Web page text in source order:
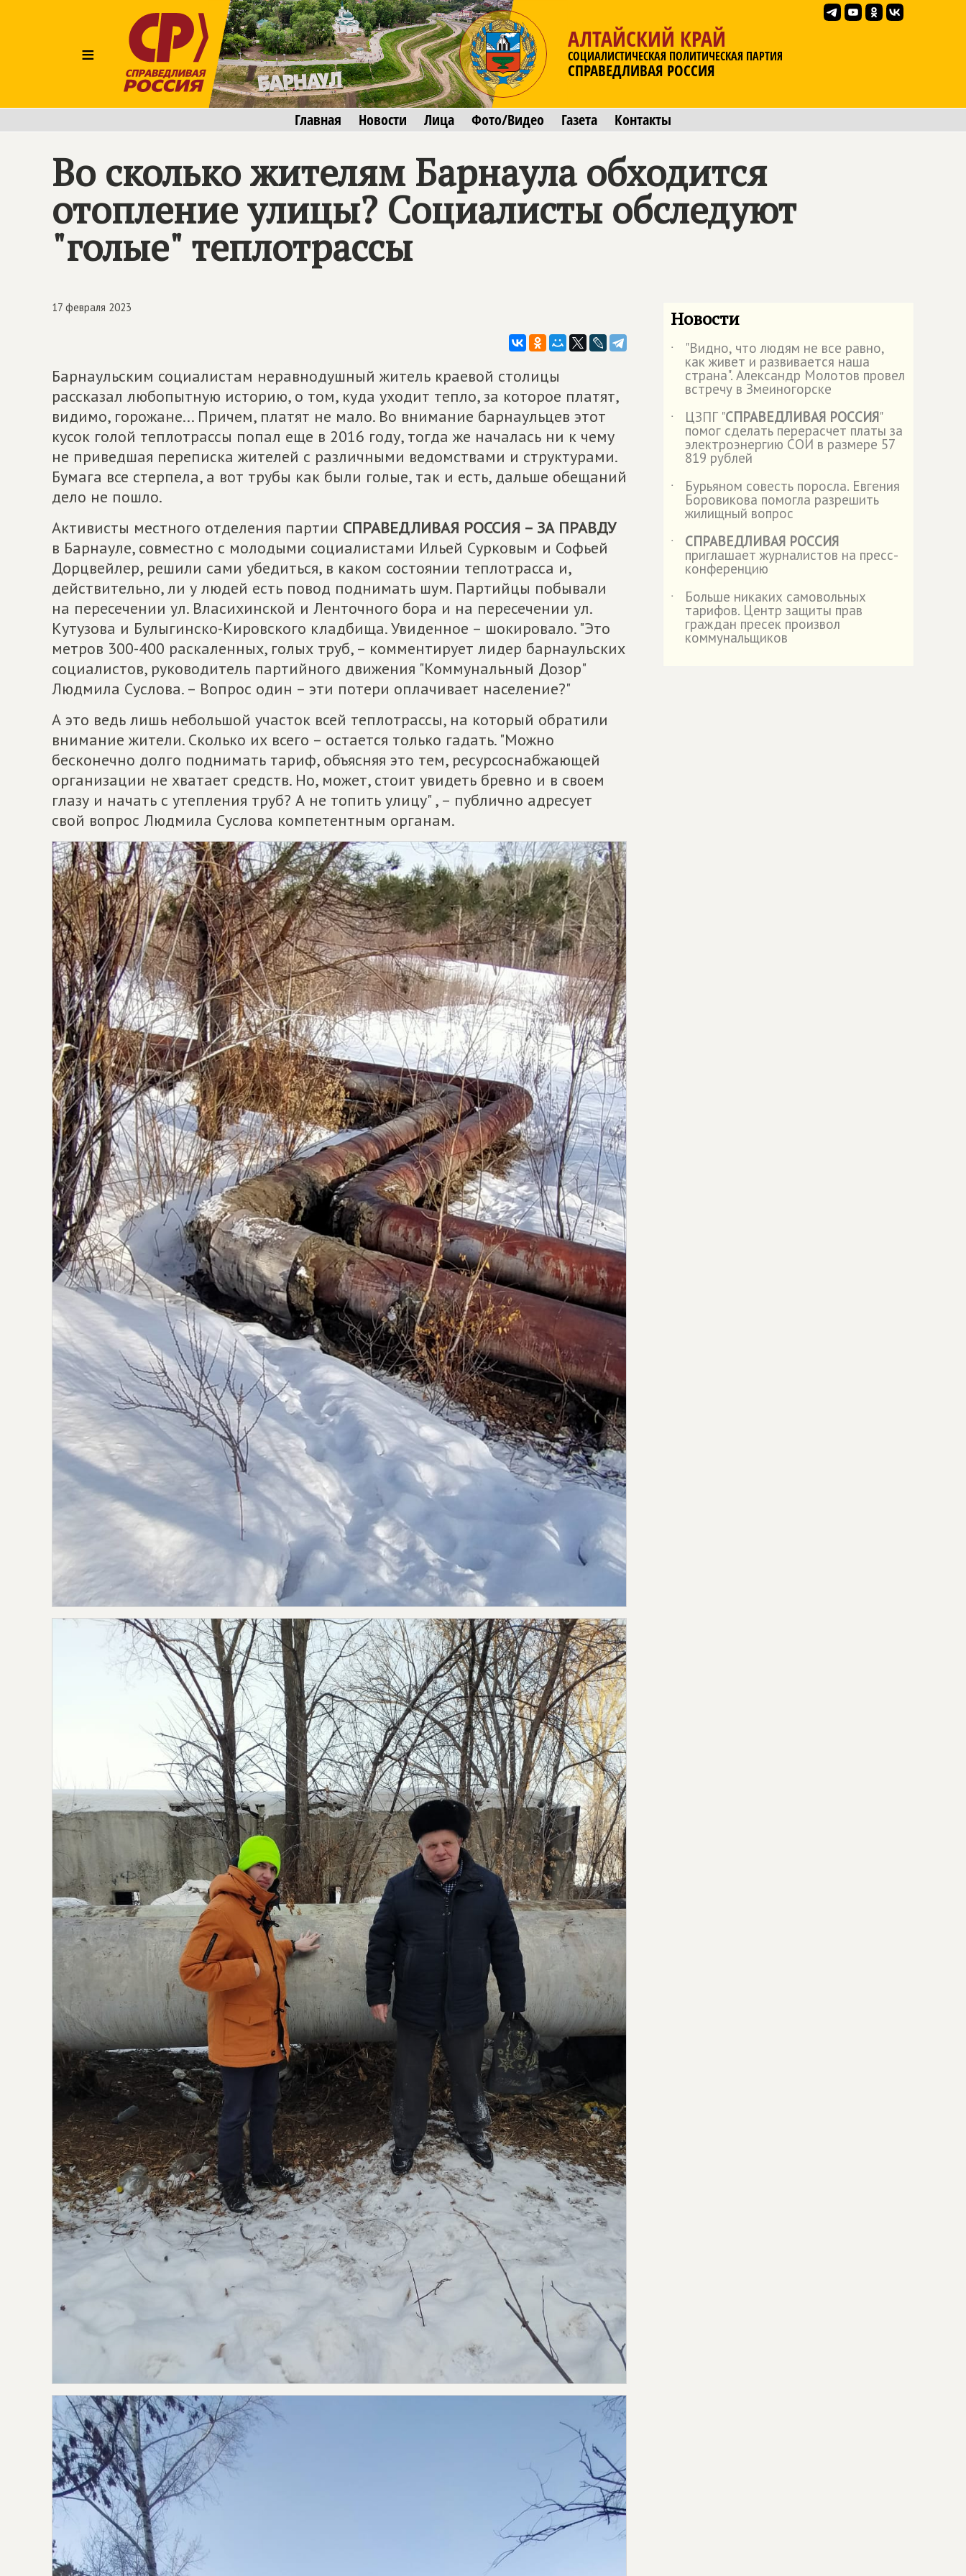
≡
АЛТАЙСКИЙ КРАЙ
СОЦИАЛИСТИЧЕСКАЯ ПОЛИТИЧЕСКАЯ ПАРТИЯ
СПРАВЕДЛИВАЯ РОССИЯ
Главная Новости Лица Фото/Видео Газета Контакты
Во сколько жителям Барнаула обходится
отопление улицы? Социалисты обследуют
"голые" теплотрассы
17 февраля 2023
Барнаульским социалистам неравнодушный житель краевой столицы
рассказал любопытную историю, о том, куда уходит тепло, за которое платят,
видимо, горожане... Причем, платят не мало. Во внимание барнаульцев этот
кусок голой теплотрассы попал еще в 2016 году, тогда же началась ни к чему
не приведшая переписка жителей с различными ведомствами и структурами.
Бумага все стерпела, а вот трубы как были голые, так и есть, дальше обещаний
дело не пошло.
Активисты местного отделения партии СПРАВЕДЛИВАЯ РОССИЯ – ЗА ПРАВДУ
в Барнауле, совместно с молодыми социалистами Ильей Сурковым и Софьей
Дорцвейлер, решили сами убедиться, в каком состоянии теплотрасса и,
действительно, ли у людей есть повод поднимать шум. Партийцы побывали
на пересечении ул. Власихинской и Ленточного бора и на пересечении ул.
Кутузова и Булыгинско-Кировского кладбища. Увиденное – шокировало. "Это
метров 300-400 раскаленных, голых труб, – комментирует лидер барнаульских
социалистов, руководитель партийного движения "Коммунальный Дозор"
Людмила Суслова. – Вопрос один – эти потери оплачивает население?"
А это ведь лишь небольшой участок всей теплотрассы, на который обратили
внимание жители. Сколько их всего – остается только гадать. "Можно
бесконечно долго поднимать тариф, объясняя это тем, ресурсоснабжающей
организации не хватает средств. Но, может, стоит увидеть бревно и в своем
глазу и начать с утепления труб? А не топить улицу" , – публично адресует
свой вопрос Людмила Суслова компетентным органам.
Новости
˙ "Видно, что людям не все равно,
как живет и развивается наша
страна". Александр Молотов провел
встречу в Змеиногорске
˙
ЦЗПГ "СПРАВЕДЛИВАЯ РОССИЯ"
помог сделать перерасчет платы за
электроэнергию СОИ в размере 57
819 рублей
˙
Бурьяном совесть поросла. Евгения
Боровикова помогла разрешить
жилищный вопрос
˙
СПРАВЕДЛИВАЯ РОССИЯ
приглашает журналистов на пресс-
конференцию
˙
Больше никаких самовольных
тарифов. Центр защиты прав
граждан пресек произвол
коммунальщиков